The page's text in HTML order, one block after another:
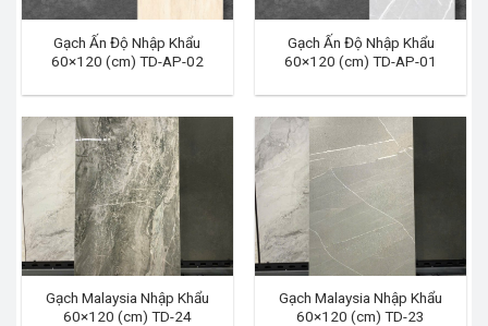
Gạch Ấn Độ Nhập Khẩu
60×120 (cm) TD-AP-02
Gạch Ấn Độ Nhập Khẩu
60×120 (cm) TD-AP-01
Gạch Malaysia Nhập Khẩu
60×120 (cm) TD-24
Gạch Malaysia Nhập Khẩu
60×120 (cm) TD-23